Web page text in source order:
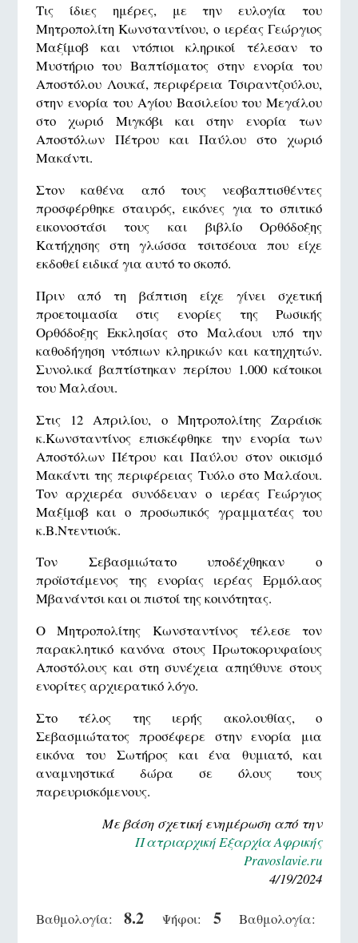
Τις ίδιες ημέρες, με την ευλογία του
Μητροπολίτη Κωνσταντίνου, ο ιερέας Γεώργιος
Μαξίμοβ και ντόπιοι κληρικοί τέλεσαν το
Μυστήριο του Βαπτίσματος στην ενορία του
Αποστόλου Λουκά, περιφέρεια Τσιραντζούλου,
στην ενορία του Αγίου Βασιλείου του Μεγάλου
στο χωριό Μιγκόβι και στην ενορία των
Αποστόλων Πέτρου και Παύλου στο χωριό
Μακάντι.
Στον καθένα από τους νεοβαπτισθέντες
προσφέρθηκε σταυρός, εικόνες για το σπιτικό
εικονοστάσι τους και βιβλίο Ορθόδοξης
Κατήχησης στη γλώσσα τσιτσέουα που είχε
εκδοθεί ειδικά για αυτό το σκοπό.
Πριν από τη βάπτιση είχε γίνει σχετική
προετοιμασία στις ενορίες της Ρωσικής
Ορθόδοξης Εκκλησίας στο Μαλάουι υπό την
καθοδήγηση ντόπιων κληρικών και κατηχητών.
Συνολικά βαπτίστηκαν περίπου 1.000 κάτοικοι
του Μαλάουι.
Στις 12 Απριλίου, ο Μητροπολίτης Ζαράισκ
κ.Κωνσταντίνος επισκέφθηκε την ενορία των
Αποστόλων Πέτρου και Παύλου στον οικισμό
Μακάντι της περιφέρειας Τυόλο στο Μαλάουι.
Τον αρχιερέα συνόδευαν ο ιερέας Γεώργιος
Μαξίμοβ και ο προσωπικός γραμματέας του
κ.Β.Ντεντιούκ.
Τον Σεβασμιώτατο υποδέχθηκαν ο
προϊστάμενος της ενορίας ιερέας Ερμόλαος
Μβανάντσι και οι πιστοί της κοινότητας.
Ο Μητροπολίτης Κωνσταντίνος τέλεσε τον
παρακλητικό κανόνα στους Πρωτοκορυφαίους
Αποστόλους και στη συνέχεια απηύθυνε στους
ενορίτες αρχιερατικό λόγο.
Στο τέλος της ιερής ακολουθίας, ο
Σεβασμιώτατος προσέφερε στην ενορία μια
εικόνα του Σωτήρος και ένα θυμιατό, και
αναμνηστικά δώρα σε όλους τους
παρευρισκόμενους.
Με βάση σχετική ενημέρωση από την
Πατριαρχική Εξαρχία Αφρικής
Pravoslavie.ru
4/19/2024
Βαθμολογία: 8.2 Ψήφοι: 5 Βαθμολογία: